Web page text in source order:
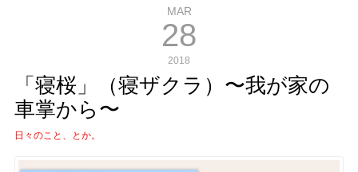
MAR
28
2018
「寝桜」（寝ザクラ）〜我が家の
車掌から〜
日々のこと、とか。